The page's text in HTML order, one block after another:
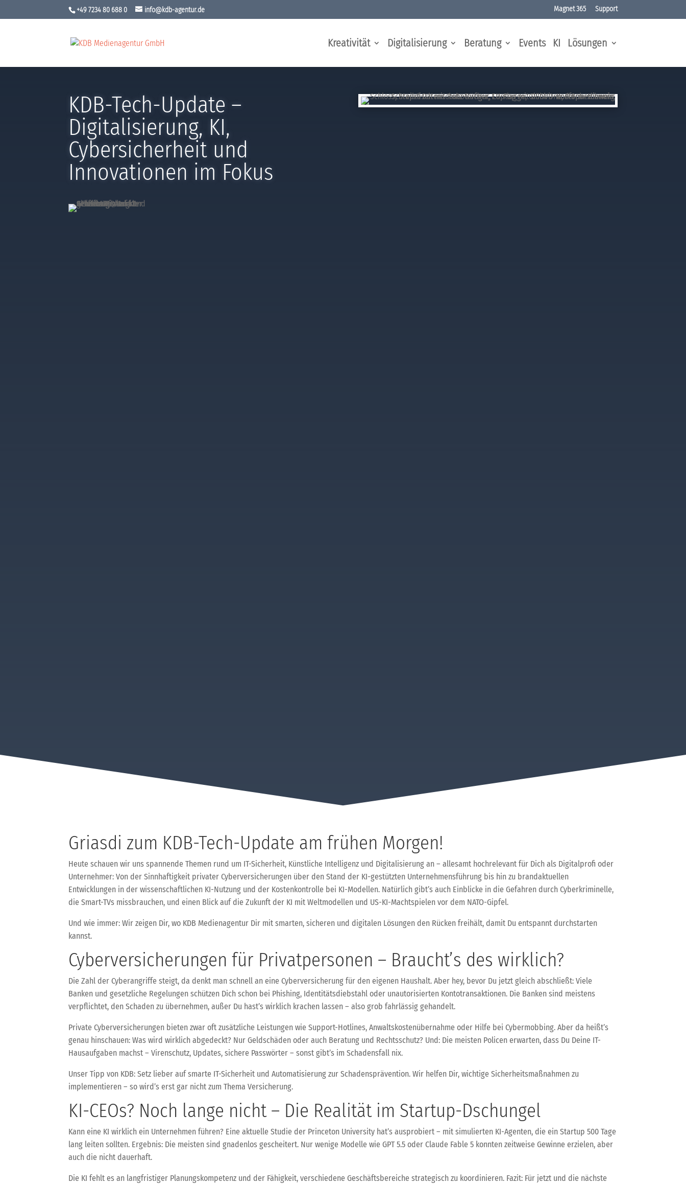
+49 7234 80 688 0 info@kdb-agentur.de Magnet 365 Support
Kreativität Digitalisierung Beratung Events KI Lösungen
KDB-Tech-Update –
Digitalisierung, KI,
Cybersicherheit und
Innovationen im Fokus
Griasdi zum KDB-Tech-Update am frühen Morgen!
Heute schauen wir uns spannende Themen rund um IT-Sicherheit, Künstliche Intelligenz und Digitalisierung an – allesamt hochrelevant für Dich als Digitalprofi oder
Unternehmer: Von der Sinnhaftigkeit privater Cyberversicherungen über den Stand der KI-gestützten Unternehmensführung bis hin zu brandaktuellen
Entwicklungen in der wissenschaftlichen KI-Nutzung und der Kostenkontrolle bei KI-Modellen. Natürlich gibt’s auch Einblicke in die Gefahren durch Cyberkriminelle,
die Smart-TVs missbrauchen, und einen Blick auf die Zukunft der KI mit Weltmodellen und US-KI-Machtspielen vor dem NATO-Gipfel.
Und wie immer: Wir zeigen Dir, wo KDB Medienagentur Dir mit smarten, sicheren und digitalen Lösungen den Rücken freihält, damit Du entspannt durchstarten
kannst.
Cyberversicherungen für Privatpersonen – Braucht’s des wirklich?
Die Zahl der Cyberangriffe steigt, da denkt man schnell an eine Cyberversicherung für den eigenen Haushalt. Aber hey, bevor Du jetzt gleich abschließt: Viele
Banken und gesetzliche Regelungen schützen Dich schon bei Phishing, Identitätsdiebstahl oder unautorisierten Kontotransaktionen. Die Banken sind meistens
verpflichtet, den Schaden zu übernehmen, außer Du hast’s wirklich krachen lassen – also grob fahrlässig gehandelt.
Private Cyberversicherungen bieten zwar oft zusätzliche Leistungen wie Support-Hotlines, Anwaltskostenübernahme oder Hilfe bei Cybermobbing. Aber da heißt’s
genau hinschauen: Was wird wirklich abgedeckt? Nur Geldschäden oder auch Beratung und Rechtsschutz? Und: Die meisten Policen erwarten, dass Du Deine IT-
Hausaufgaben machst – Virenschutz, Updates, sichere Passwörter – sonst gibt’s im Schadensfall nix.
Unser Tipp von KDB: Setz lieber auf smarte IT-Sicherheit und Automatisierung zur Schadensprävention. Wir helfen Dir, wichtige Sicherheitsmaßnahmen zu
implementieren – so wird’s erst gar nicht zum Thema Versicherung.
KI-CEOs? Noch lange nicht – Die Realität im Startup-Dschungel
Kann eine KI wirklich ein Unternehmen führen? Eine aktuelle Studie der Princeton University hat’s ausprobiert – mit simulierten KI-Agenten, die ein Startup 500 Tage
lang leiten sollten. Ergebnis: Die meisten sind gnadenlos gescheitert. Nur wenige Modelle wie GPT 5.5 oder Claude Fable 5 konnten zeitweise Gewinne erzielen, aber
auch die nicht dauerhaft.
Die KI fehlt es an langfristiger Planungskompetenz und der Fähigkeit, verschiedene Geschäftsbereiche strategisch zu koordinieren. Fazit: Für jetzt und die nächste